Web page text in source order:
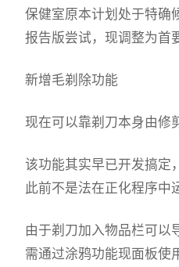
保健室原本计划处于特确
报告版尝试，现调整为首
新增毛剃除功能
现在可以靠剃刀本身由修
该功能其实早已开发搞定
此前不是法在正化程序中
由于剃刀加入物品栏可以
需通过涂鸦功能现面板使